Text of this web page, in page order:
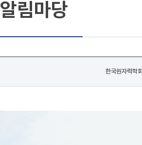
알림마당
한국원자력학회|